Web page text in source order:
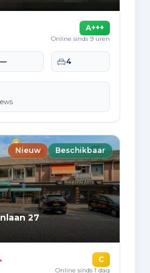
(2025)
en
A+++
Online sinds 9 uren
— Slaapkamers
4
Nieuw Beschikbaar
27
C
Online sinds 1 dag